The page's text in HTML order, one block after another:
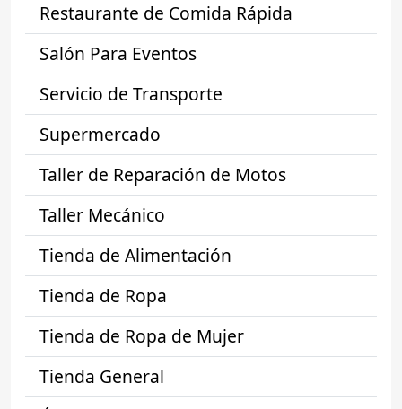
Restaurante de Comida Rápida
Salón Para Eventos
Servicio de Transporte
Supermercado
Taller de Reparación de Motos
Taller Mecánico
Tienda de Alimentación
Tienda de Ropa
Tienda de Ropa de Mujer
Tienda General